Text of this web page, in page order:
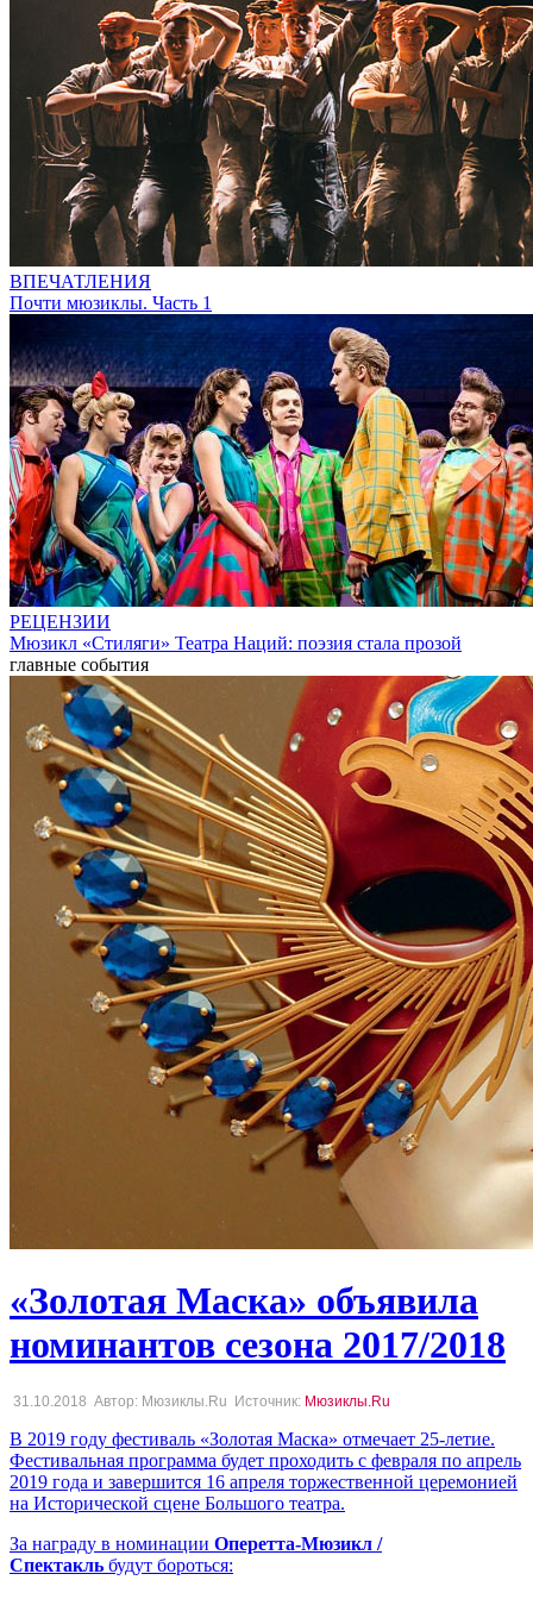
ВПЕЧАТЛЕНИЯ
Почти мюзиклы. Часть 1
РЕЦЕНЗИИ
Мюзикл «Стиляги» Театра Наций: поэзия стала прозой
главные события
«Золотая Маска» объявила
номинантов сезона 2017/2018
31.10.2018 Автор: Мюзиклы.Ru Источник: Мюзиклы.Ru
В 2019 году фестиваль «Золотая Маска» отмечает 25-летие.
Фестивальная программа будет проходить с февраля по апрель
2019 года и завершится 16 апреля торжественной церемонией
на Исторической сцене Большого театра.
За награду в номинации Оперетта-Мюзикл /
Спектакль будут бороться: